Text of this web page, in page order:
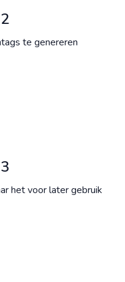
te genereren
het voor later gebruik